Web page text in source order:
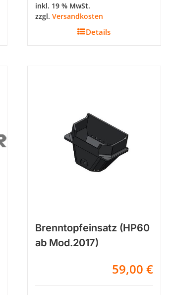
inkl. 19 % MwSt.
zzgl. Versandkosten
Details
Brenntopfeinsatz (HP60
ab Mod.2017)
59,00 €